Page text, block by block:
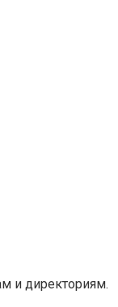
и директориям.